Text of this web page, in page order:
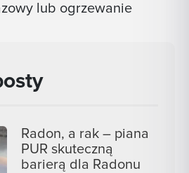
lub ogrzewanie
Radon, a rak – piana
PUR skuteczną
barierą dla Radonu